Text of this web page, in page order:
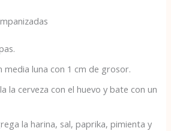
media luna con 1 cm de grosor.
la cerveza con el huevo y bate con un
la harina, sal, paprika, pimienta y